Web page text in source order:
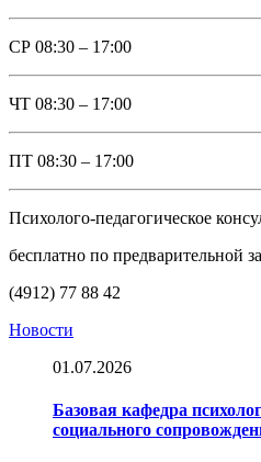
СР 08:30 – 17:00
ЧТ 08:30 – 17:00
ПТ 08:30 – 17:00
Психолого-педагогическое
бесплатно по предварительной
(4912) 77 88 42
Новости
01.07.2026
Базовая кафедра
социального